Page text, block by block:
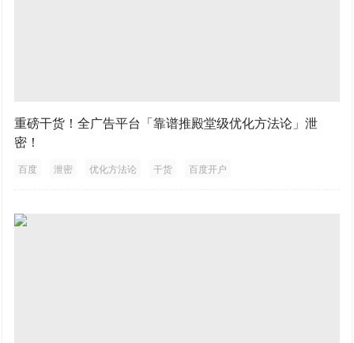
重磅干货！全广告平台「靠谱推殿堂级优化方法论」泄
密！
百度 泄密 优化方法论 干货 百度开户